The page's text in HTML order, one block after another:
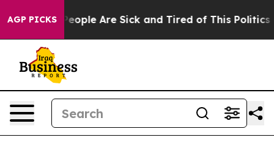
AGP PICKS
Win: “People Are Sick and Tired of This Politics of